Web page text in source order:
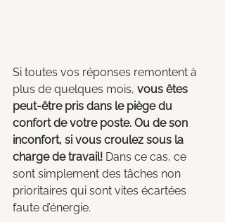
Si toutes vos réponses remontent à
plus de quelques mois, vous êtes
peut-être pris dans le piège du
confort de votre poste. Ou de son
inconfort, si vous croulez sous la
charge de travail! Dans ce cas, ce
sont simplement des tâches non
prioritaires qui sont vites écartées
faute d’énergie.